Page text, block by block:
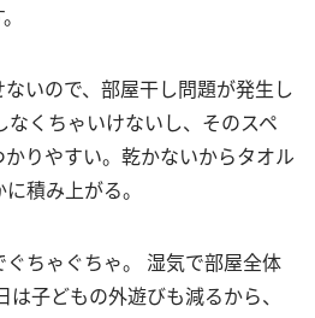
いので、部屋干し問題が発生し
なくちゃいけないし、そのスペ
りやすい。乾かないからタオル
積み上がる。
ちゃぐちゃ。 湿気で部屋全体
子どもの外遊びも減るから、